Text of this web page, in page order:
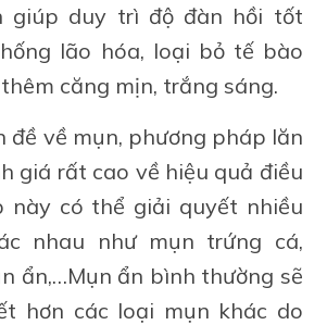
giúp duy trì độ đàn hồi tốt
lão hóa, loại bỏ tế bào
căng mịn, trắng sáng.
đề về mụn, phương pháp lăn
giá rất cao về hiệu quả điều
này có thể giải quyết nhiều
nhau như mụn trứng cá,
ẩn,…Mụn ẩn bình thường sẽ
hơn các loại mụn khác do